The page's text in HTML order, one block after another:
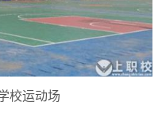
校运动场